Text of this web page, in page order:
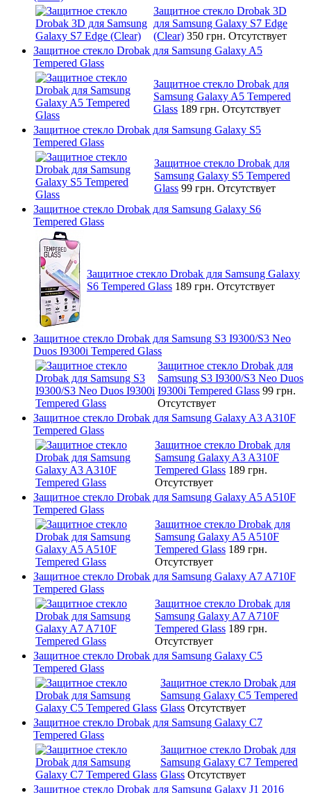
Защитное стекло Drobak 3D
для Samsung Galaxy S7 Edge
(Clear) 350 грн. Отсутствует
Защитное стекло Drobak для Samsung Galaxy A5
Tempered Glass
Защитное стекло Drobak для
Samsung Galaxy A5 Tempered
Glass 189 грн. Отсутствует
Защитное стекло Drobak для Samsung Galaxy S5
Tempered Glass
Защитное стекло Drobak для
Samsung Galaxy S5 Tempered
Glass 99 грн. Отсутствует
Защитное стекло Drobak для Samsung Galaxy S6
Tempered Glass
Защитное стекло Drobak для Samsung Galaxy
S6 Tempered Glass 189 грн. Отсутствует
Защитное стекло Drobak для Samsung S3 I9300/S3 Neo
Duos I9300i Tempered Glass
Защитное стекло Drobak для
Samsung S3 I9300/S3 Neo Duos
I9300i Tempered Glass 99 грн.
Отсутствует
Защитное стекло Drobak для Samsung Galaxy A3 A310F
Tempered Glass
Защитное стекло Drobak для
Samsung Galaxy A3 A310F
Tempered Glass 189 грн.
Отсутствует
Защитное стекло Drobak для Samsung Galaxy A5 A510F
Tempered Glass
Защитное стекло Drobak для
Samsung Galaxy A5 A510F
Tempered Glass 189 грн.
Отсутствует
Защитное стекло Drobak для Samsung Galaxy A7 A710F
Tempered Glass
Защитное стекло Drobak для
Samsung Galaxy A7 A710F
Tempered Glass 189 грн.
Отсутствует
Защитное стекло Drobak для Samsung Galaxy C5
Tempered Glass
Защитное стекло Drobak для
Samsung Galaxy C5 Tempered
Glass Отсутствует
Защитное стекло Drobak для Samsung Galaxy C7
Tempered Glass
Защитное стекло Drobak для
Samsung Galaxy C7 Tempered
Glass Отсутствует
Защитное стекло Drobak для Samsung Galaxy J1 2016